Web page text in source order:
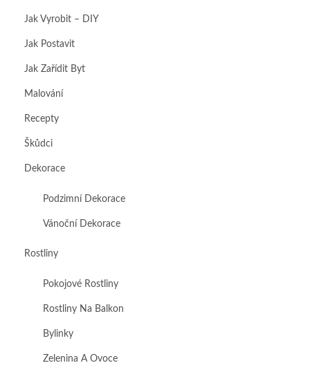
Jak Vyrobit – DIY
Jak Postavit
Jak Zařídit Byt
Malování
Recepty
Škůdci
Dekorace
Podzimní Dekorace
Vánoční Dekorace
Rostliny
Pokojové Rostliny
Rostliny Na Balkon
Bylinky
Zelenina A Ovoce